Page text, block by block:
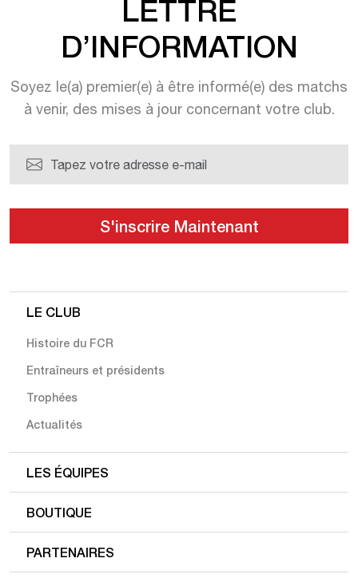
LETTRE
D’INFORMATION
Soyez le(a) premier(e) à être informé(e) des matchs
à venir, des mises à jourconcernant votre club.
LE CLUB
Histoire du FCR
Entraîneurs et présidents
Trophées
Actualités
LES ÉQUIPES
BOUTIQUE
PARTENAIRES